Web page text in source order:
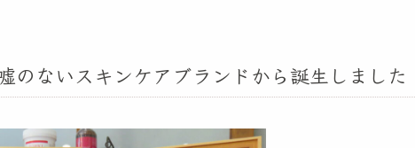
のないスキンケアブランドから誕生しました